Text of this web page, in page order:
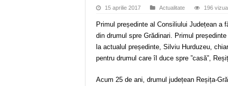
15 aprilie 2017 Actualitate 196
Primul președinte al Consiliului Județean a
din drumul spre Grădinari. Primul
la actualul președinte, Silviu Hurduzeu,
pentru drumul care îl duce spre ”casă”,
Acum 25 de ani, drumul județean Reșița-